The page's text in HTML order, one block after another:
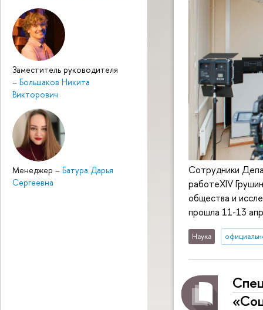
Заместитель руководителя
– Большаков Никита
Викторович
Менеджер – Батура Дарья
Сергеевна
Сотрудники
работеXIV
общества и
прошла 11-13
Наука